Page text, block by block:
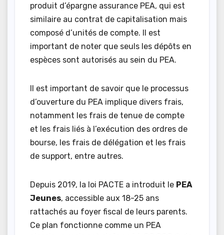
produit d’épargne assurance PEA, qui est
similaire au contrat de capitalisation mais
composé d’unités de compte. Il est
important de noter que seuls les dépôts en
espèces sont autorisés au sein du PEA.
Il est important de savoir que le processus
d’ouverture du PEA implique divers frais,
notamment les frais de tenue de compte
et les frais liés à l’exécution des ordres de
bourse, les frais de délégation et les frais
de support, entre autres.
Depuis 2019, la loi PACTE a introduit le PEA
Jeunes, accessible aux 18-25 ans
rattachés au foyer fiscal de leurs parents.
Ce plan fonctionne comme un PEA